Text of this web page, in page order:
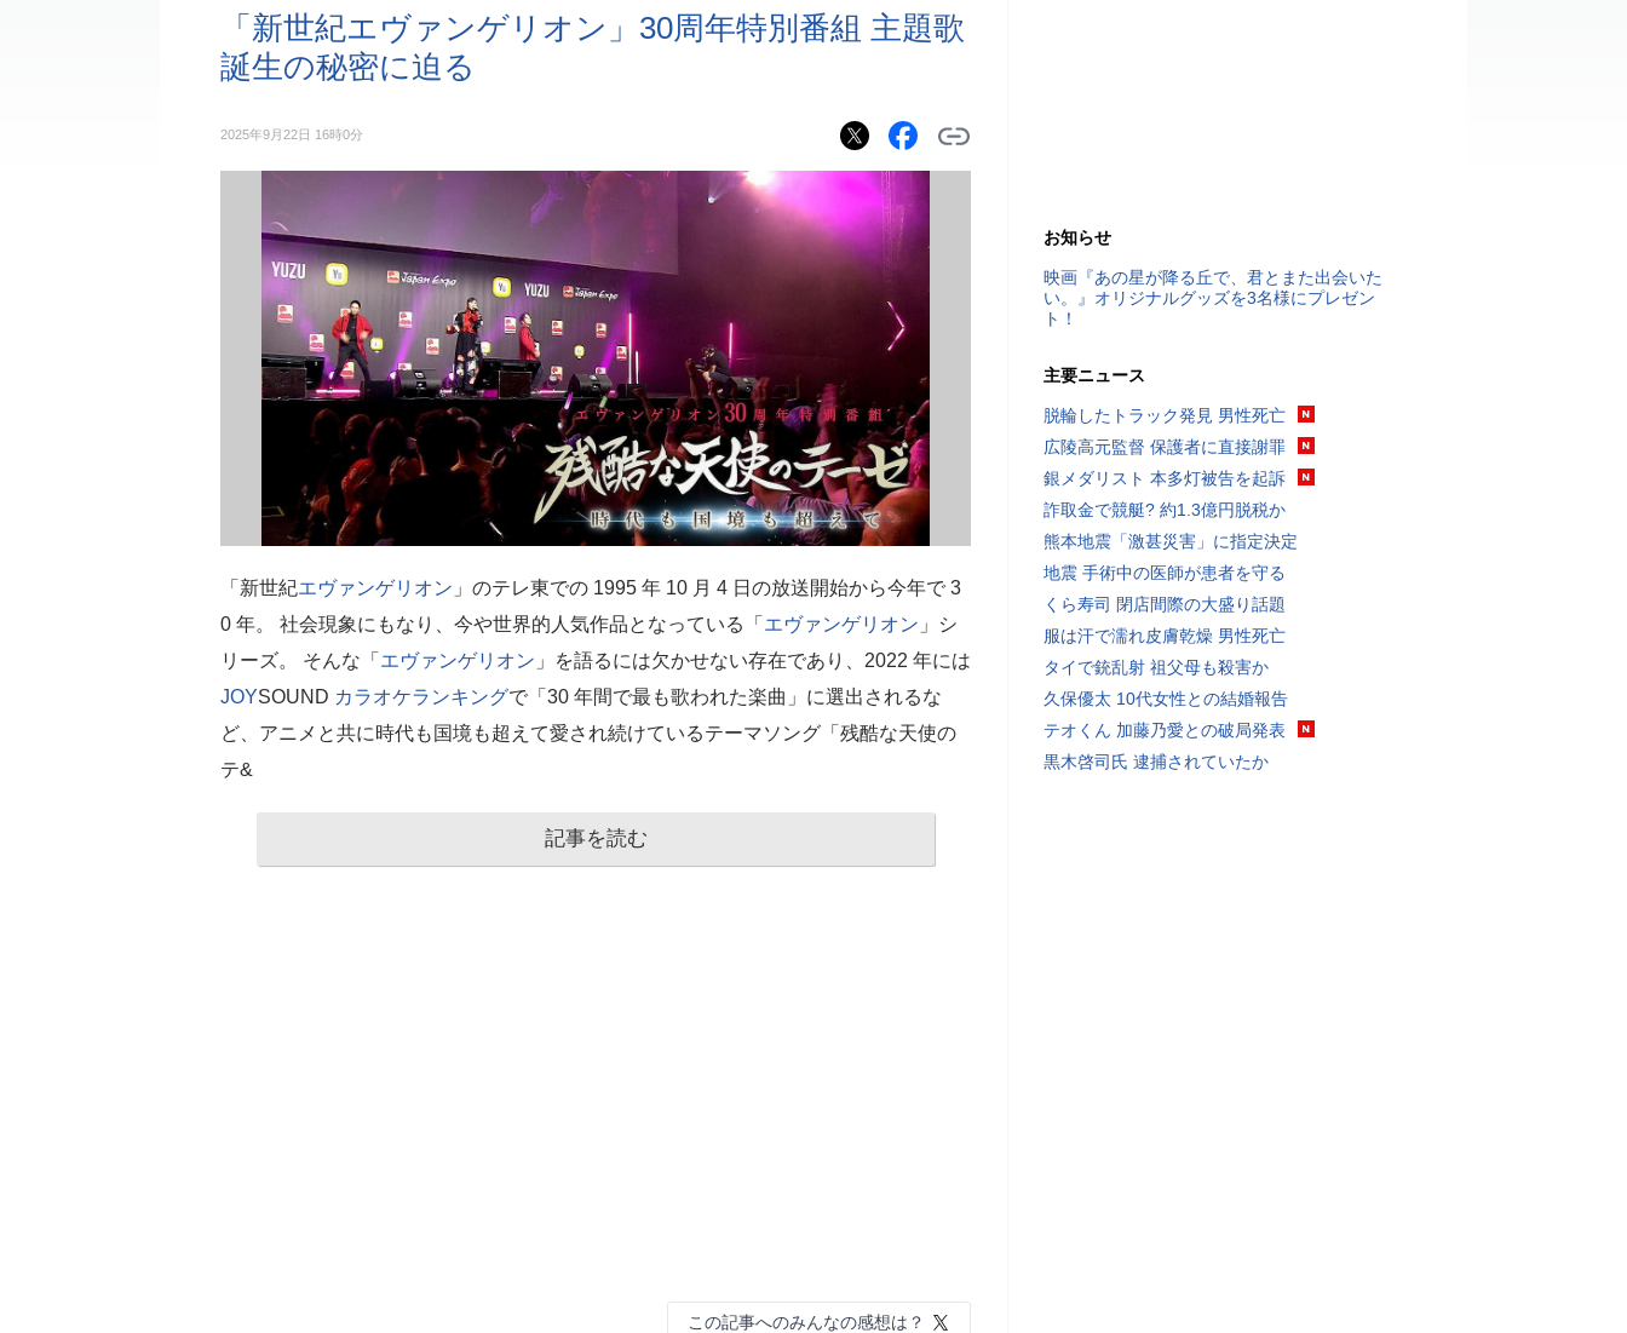
「新世紀エヴァンゲリオン」30周年特別番組 主題歌
誕生の秘密に迫る
2025年9月22日 16時0分
「新世紀エヴァンゲリオン 」のテレ東での 1995 年 10 月 4 日の放送開始から今年で 3
0 年。 社会現象にもなり、今や世界的人気作品となっている「 エヴァンゲリオン 」シ
リーズ。 そんな「 エヴァンゲリオン 」を語るには欠かせない存在であり、2022 年には
JOYSOUND カラオケランキングで「30 年間で最も歌われた楽曲」に選出されるな
ど、アニメと共に時代も国境も超えて愛され続けているテーマソング「残酷な天使の
テ&
記事を読む
この記事へのみんなの感想は？
お知らせ
映画『あの星が降る丘で、君とまた出会いた
い。』オリジナルグッズを3名様にプレゼン
ト！
主要ニュース
脱輪したトラック発見 男性死亡
広陵高元監督 保護者に直接謝罪
銀メダリスト 本多灯被告を起訴
詐取金で競艇? 約1.3億円脱税か
熊本地震「激甚災害」に指定決定
地震 手術中の医師が患者を守る
くら寿司 閉店間際の大盛り話題
服は汗で濡れ皮膚乾燥 男性死亡
タイで銃乱射 祖父母も殺害か
久保優太 10代女性との結婚報告
テオくん 加藤乃愛との破局発表
黒木啓司氏 逮捕されていたか